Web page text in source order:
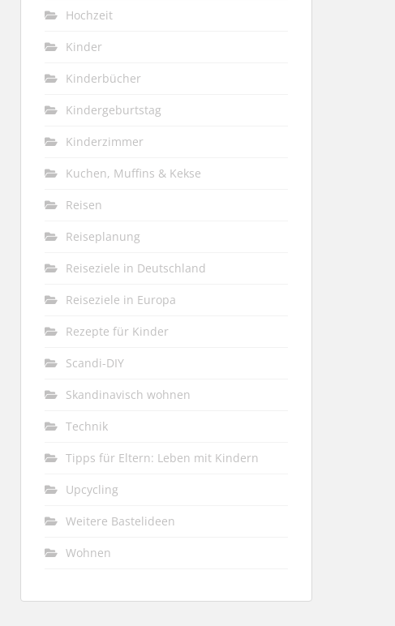
Hochzeit
Kinder
Kinderbücher
Kindergeburtstag
Kinderzimmer
Kuchen, Muffins & Kekse
Reisen
Reiseplanung
Reiseziele in Deutschland
Reiseziele in Europa
Rezepte für Kinder
Scandi-DIY
Skandinavisch wohnen
Technik
Tipps für Eltern: Leben mit Kindern
Upcycling
Weitere Bastelideen
Wohnen